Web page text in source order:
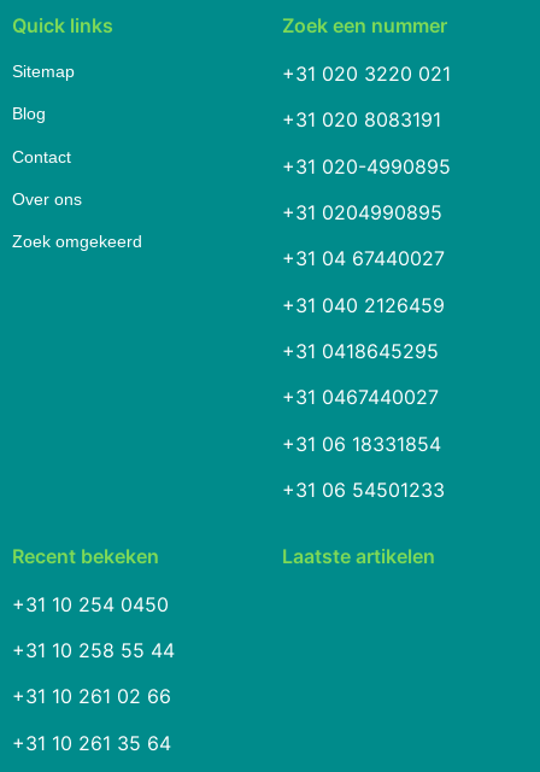
Quick links
Sitemap
Blog
Contact
Over ons
Zoek omgekeerd
Zoek een nummer
+31 020 3220 021
+31 020 8083191
+31 020-4990895
+31 0204990895
+31 04 67440027
+31 040 2126459
+31 0418645295
+31 0467440027
+31 06 18331854
+31 06 54501233
Recent bekeken
+31 10 254 0450
+31 10 258 55 44
+31 10 261 02 66
+31 10 261 35 64
Laatste artikelen